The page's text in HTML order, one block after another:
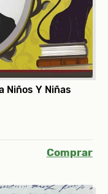
Niños Y Niñas
Comprar